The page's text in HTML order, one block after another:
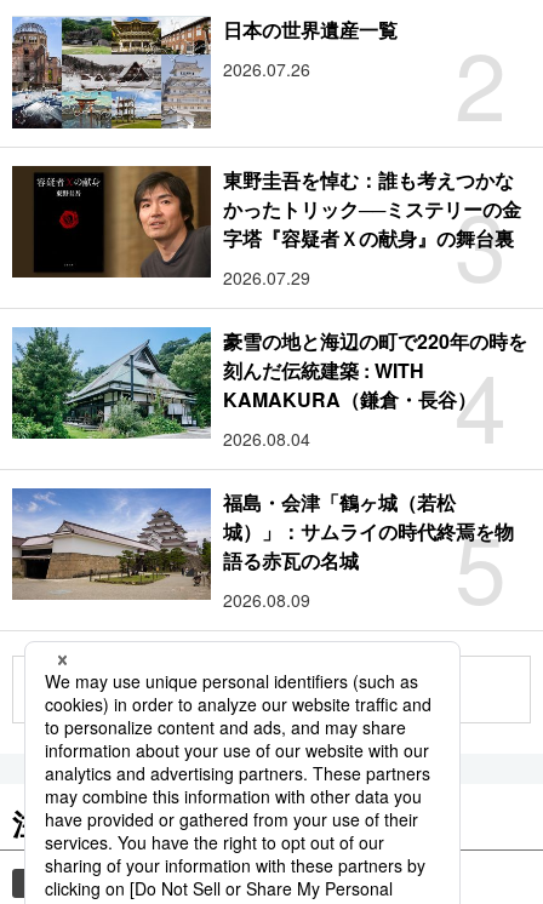
2
日本の世界遺産一覧
2026.07.26
3
東野圭吾を悼む：誰も考えつかな
かったトリック──ミステリーの金
字塔『容疑者Ｘの献身』の舞台裏
2026.07.29
4
豪雪の地と海辺の町で220年の時を
刻んだ伝統建築 : WITH
KAMAKURA（鎌倉・長谷）
2026.08.04
5
福島・会津「鶴ヶ城（若松
城）」：サムライの時代終焉を物
語る赤瓦の名城
2026.08.09
もっと見る
注目のキーワード
共同通信ニュース 時事通信ニュース 観光